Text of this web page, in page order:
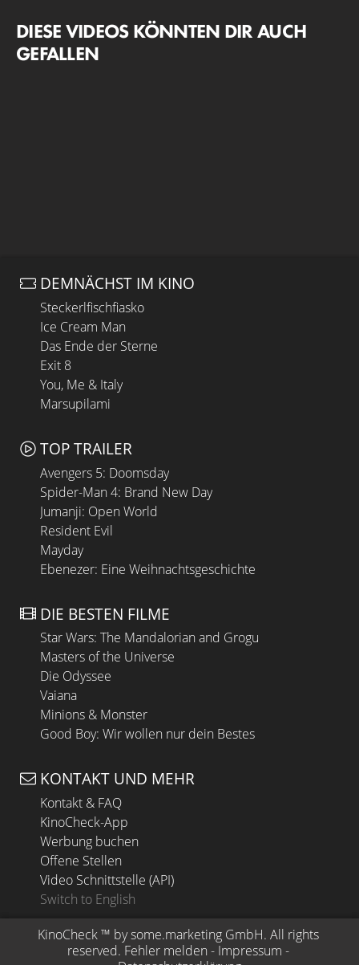
DIESE VIDEOS KÖNNTEN DIR AUCH
GEFALLEN
DEMNÄCHST IM KINO
Steckerlfischfiasko
Ice Cream Man
Das Ende der Sterne
Exit 8
You, Me & Italy
Marsupilami
TOP TRAILER
Avengers 5: Doomsday
Spider-Man 4: Brand New Day
Jumanji: Open World
Resident Evil
Mayday
Ebenezer: Eine Weihnachtsgeschichte
DIE BESTEN FILME
Star Wars: The Mandalorian and Grogu
Masters of the Universe
Die Odyssee
Vaiana
Minions & Monster
Good Boy: Wir wollen nur dein Bestes
KONTAKT UND MEHR
Kontakt & FAQ
KinoCheck-App
Werbung buchen
Offene Stellen
Video Schnittstelle (API)
Switch to English
KinoCheck ™ by some.marketing GmbH. All rights
reserved. Fehler melden - Impressum -